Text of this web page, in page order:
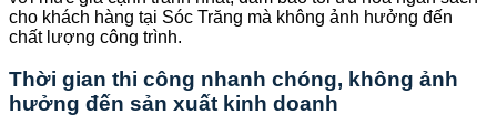
cho khách hàng tại Sóc Trăng mà không ảnh hưởng đến
chất lượng công trình.
Thời gian thi công nhanh chóng, không ảnh
hưởng đến sản xuất kinh doanh